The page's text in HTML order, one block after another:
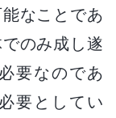
なことであ
のみ成し遂
要なのであ
要としてい